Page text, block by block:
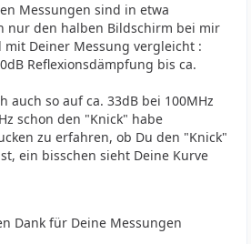
Messungen sind in etwa
nur den halben Bildschirm bei mir
Deiner Messung vergleicht :
Reflexionsdämpfung bis ca.
auch so auf ca. 33dB bei 100MHz
schon den "Knick" habe
zu erfahren, ob Du den "Knick"
ein bisschen sieht Deine Kurve
Dank für Deine Messungen